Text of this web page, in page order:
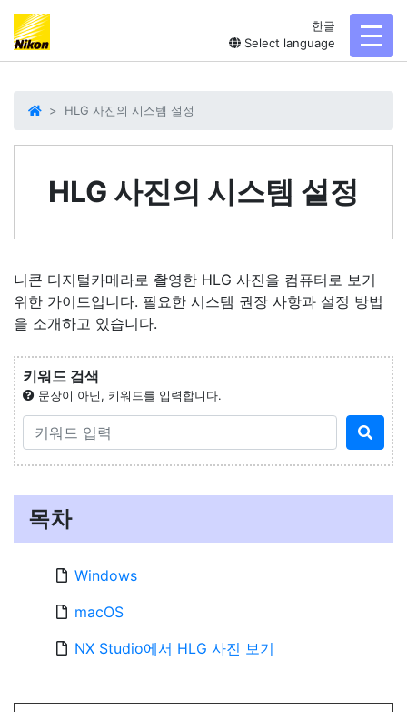
한글
Select language
HLG 사진의 시스템 설정
HLG 사진의 시스템 설정
니콘 디지털카메라로 촬영한 HLG 사진을 컴퓨터로 보기
위한 가이드입니다. 필요한 시스템 권장 사항과 설정 방법
을 소개하고 있습니다.
키워드 검색
문장이 아닌, 키워드를 입력합니다.
목차
Windows
macOS
NX Studio에서 HLG 사진 보기